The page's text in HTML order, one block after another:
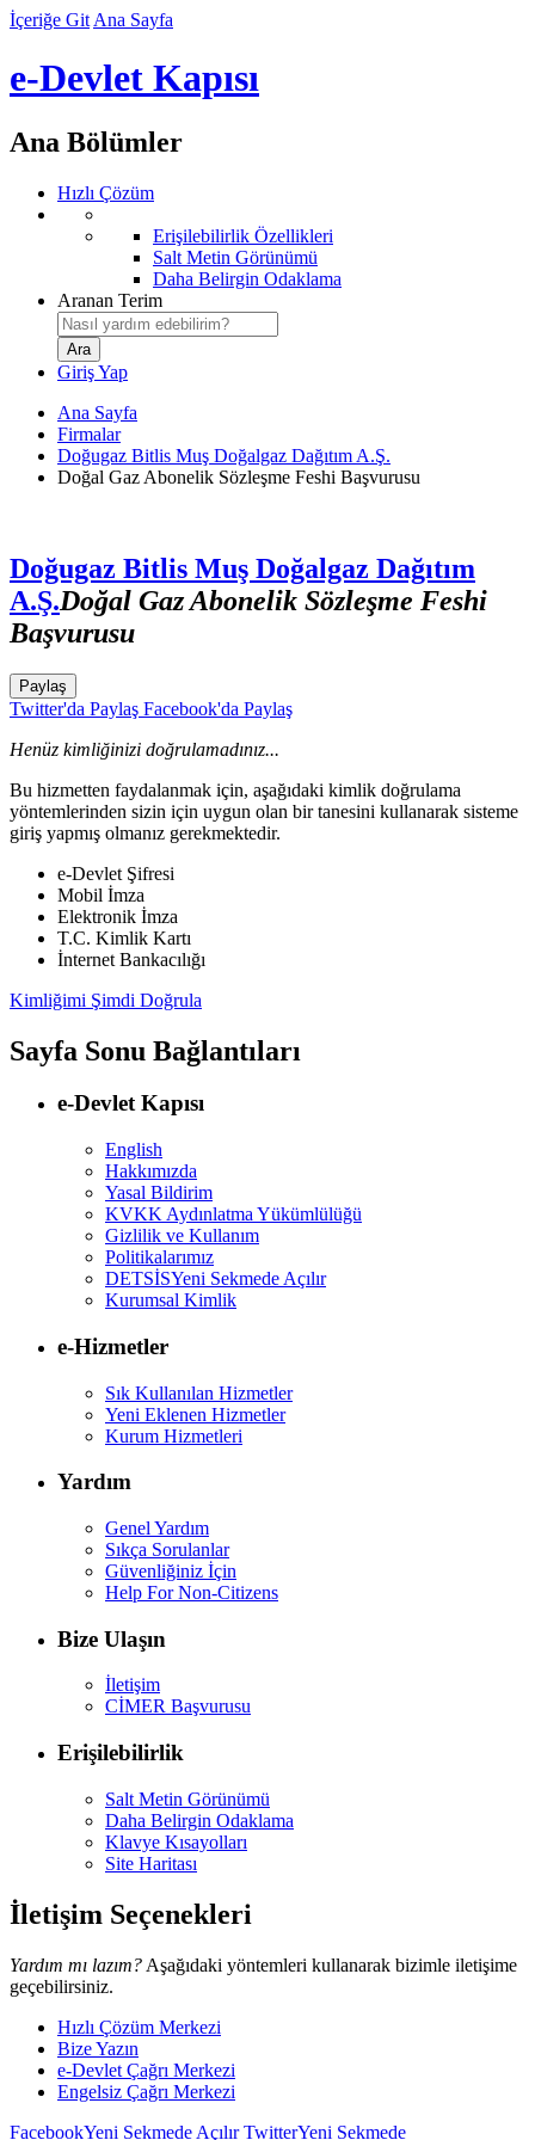
İçeriğe Git Ana Sayfa
e-Devlet Kapısı
Ana Bölümler
Hızlı Çözüm
Erişilebilirlik Özellikleri
Salt Metin Görünümü
Daha Belirgin Odaklama
Aranan Terim
Giriş Yap
Ana Sayfa
Firmalar
Doğugaz Bitlis Muş Doğalgaz Dağıtım A.Ş.
Doğal Gaz Abonelik Sözleşme Feshi Başvurusu
Doğugaz Bitlis Muş Doğalgaz Dağıtım
A.Ş.Doğal Gaz Abonelik Sözleşme Feshi
Başvurusu
Paylaş
Twitter'da Paylaş Facebook'da Paylaş
Henüz kimliğinizi doğrulamadınız...
Bu hizmetten faydalanmak için, aşağıdaki kimlik doğrulama
yöntemlerinden sizin için uygun olan bir tanesini kullanarak sisteme
giriş yapmış olmanız gerekmektedir.
e-Devlet Şifresi
Mobil İmza
Elektronik İmza
T.C. Kimlik Kartı
İnternet Bankacılığı
Kimliğimi Şimdi Doğrula
Sayfa Sonu Bağlantıları
e-Devlet Kapısı
English
Hakkımızda
Yasal Bildirim
KVKK Aydınlatma Yükümlülüğü
Gizlilik ve Kullanım
Politikalarımız
DETSİSYeni Sekmede Açılır
Kurumsal Kimlik
e-Hizmetler
Sık Kullanılan Hizmetler
Yeni Eklenen Hizmetler
Kurum Hizmetleri
Yardım
Genel Yardım
Sıkça Sorulanlar
Güvenliğiniz İçin
Help For Non-Citizens
Bize Ulaşın
İletişim
CİMER Başvurusu
Erişilebilirlik
Salt Metin Görünümü
Daha Belirgin Odaklama
Klavye Kısayolları
Site Haritası
İletişim Seçenekleri
Yardım mı lazım? Aşağıdaki yöntemleri kullanarak bizimle iletişime
geçebilirsiniz.
Hızlı Çözüm Merkezi
Bize Yazın
e-Devlet Çağrı Merkezi
Engelsiz Çağrı Merkezi
FacebookYeni Sekmede AçılırTwitterYeni Sekmede